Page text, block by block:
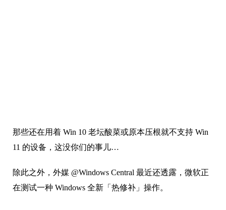
那些还在用着 Win 10 老坛酸菜或原本压根就不支持 Win
11 的设备，这没你们的事儿…
除此之外，外媒 @Windows Central 最近还透露，微软正
在测试一种 Windows 全新「热修补」操作。